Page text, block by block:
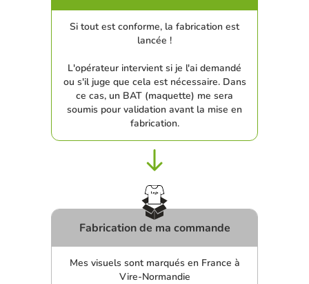
Si tout est conforme, la fabrication est
lancée !
L'opérateur intervient si je l'ai demandé
ou s'il juge que cela est nécessaire. Dans
ce cas, un BAT (maquette) me sera
soumis pour validation avant la mise en
fabrication.
Fabrication de ma commande
Mes visuels sont marqués en France à
Vire-Normandie